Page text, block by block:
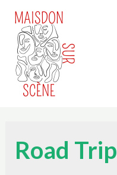
contenu
Road Trip